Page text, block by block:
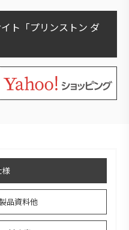
ト「プリンストン ダ
様
品資料他